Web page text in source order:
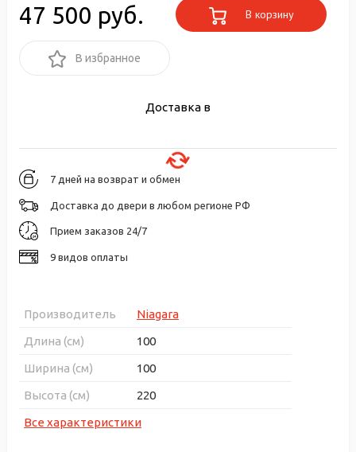
47 500 руб. В корзину
В избранное
Доставка в
7 дней на возврат и обмен
Доставка до двери в любом регионе РФ
Прием заказов 24/7
9 видов оплаты
Производитель
Niagara
Длина (см)
100
Ширина (см)
100
Высота (см)
220
Все характеристики